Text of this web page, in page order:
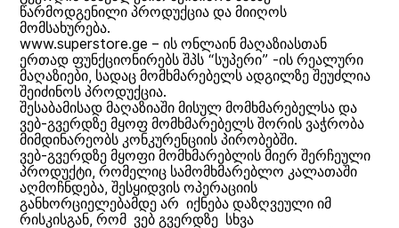
წარმოდგენილი პროდუქცია და მიიღოს
მომსახურება.
www.superstore.ge – ის ონლაინ მაღაზიასთან
ერთად ფუნქციონირებს შპს “სუპერი” -ის რეალური
მაღაზიები, სადაც მომხმარებელს ადგილზე შეუძლია
შეიძინოს პროდუქცია.
შესაბამისად მაღაზიაში მისულ მომხმარებელსა და
ვებ-გვერდზე მყოფ მომხმარებელს შორის ვაჭრობა
მიმდინარეობს კონკურენციის პირობებში.
ვებ-გვერდზე მყოფი მომხმარებლის მიერ შერჩეული
პროდუქტი, რომელიც სამომხმარებლო კალათაში
აღმოჩნდება, შესყიდვის ოპერაციის
განხორციელებამდე არ იქნება დაზღვეული იმ
რისკისგან, რომ ვებ გვერდზე სხვა